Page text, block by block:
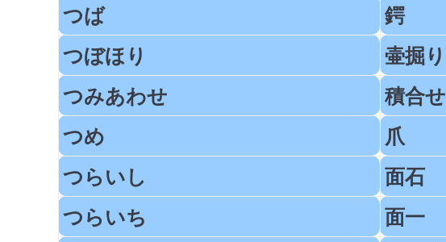
つば
鍔
つぼほり
壷掘り
つみあわせ
積合せ
つめ
爪
つらいし
面石
つらいち
面一